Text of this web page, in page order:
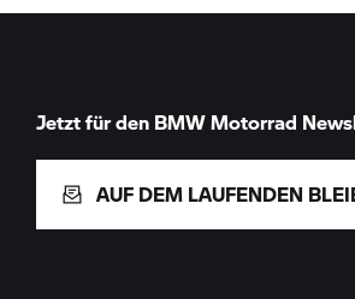
Jetzt für den BMW Motorrad
AUF DEM LAUFENDEN